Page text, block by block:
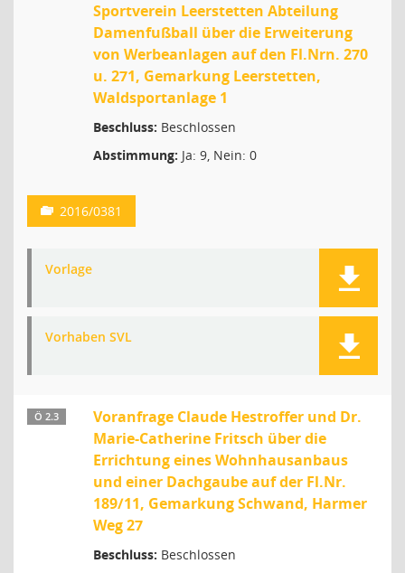
Sportverein Leerstetten Abteilung
Damenfußball über die Erweiterung
von Werbeanlagen auf den Fl.Nrn. 270
u. 271, Gemarkung Leerstetten,
Waldsportanlage 1
Beschluss: Beschlossen
Abstimmung: Ja: 9, Nein: 0
2016/0381
Vorlage
Vorhaben SVL
Ö 2.3
Voranfrage Claude Hestroffer und Dr.
Marie-Catherine Fritsch über die
Errichtung eines Wohnhausanbaus
und einer Dachgaube auf der Fl.Nr.
189/11, Gemarkung Schwand, Harmer
Weg 27
Beschluss: Beschlossen